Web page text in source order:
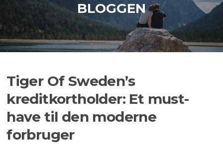
BLOGGEN
Tiger Of Sweden’s
kreditkortholder: Et must-
have til den moderne
forbruger